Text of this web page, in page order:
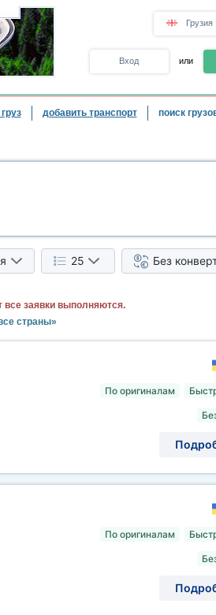
Грузия
Вход или
добавить транспорт поиск
25 Без
все заявки выполняются.
страны»
По оригиналам
По оригиналам